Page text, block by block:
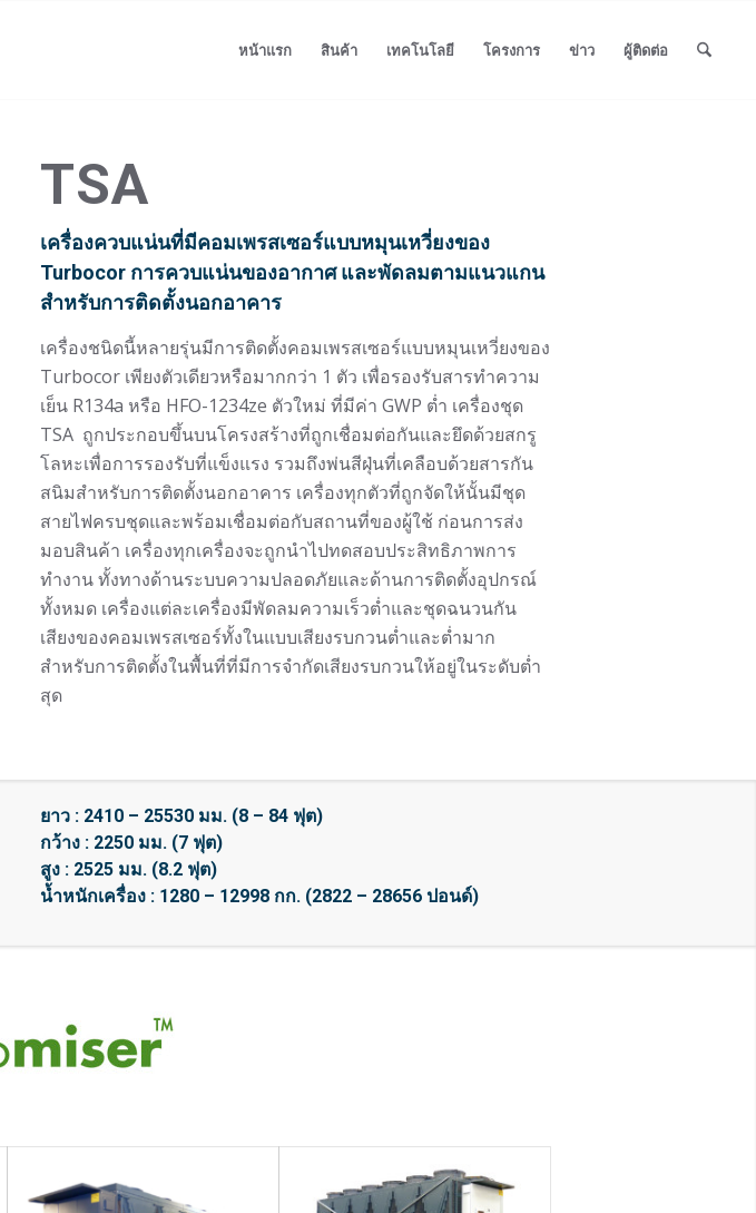
หน้าแรก สินค้า เทคโนโลยี โครงการ ข่าว ผู้ติดต่อ
TSA
เครื่องควบแน่นที่มีคอมเพรสเซอร์แบบหมุนเหวี่ยงของ
Turbocor การควบแน่นของอากาศ และพัดลมตามแนวแกน
สำหรับการติดตั้งนอกอาคาร
เครื่องชนิดนี้หลายรุ่นมีการติดตั้งคอมเพรสเซอร์แบบหมุนเหวี่ยงของ
Turbocor เพียงตัวเดียวหรือมากกว่า 1 ตัว เพื่อรองรับสารทำความ
เย็น R134a หรือ HFO-1234ze ตัวใหม่ ที่มีค่า GWP ต่ำ เครื่องชุด
TSA ถูกประกอบขึ้นบนโครงสร้างที่ถูกเชื่อมต่อกันและยึดด้วยสกรู
โลหะเพื่อการรองรับที่แข็งแรง รวมถึงพ่นสีฝุ่นที่เคลือบด้วยสารกัน
สนิมสำหรับการติดตั้งนอกอาคาร เครื่องทุกตัวที่ถูกจัดให้นั้นมีชุด
สายไฟครบชุดและพร้อมเชื่อมต่อกับสถานที่ของผู้ใช้ ก่อนการส่ง
มอบสินค้า เครื่องทุกเครื่องจะถูกนำไปทดสอบประสิทธิภาพการ
ทำงาน ทั้งทางด้านระบบความปลอดภัยและด้านการติดตั้งอุปกรณ์
ทั้งหมด เครื่องแต่ละเครื่องมีพัดลมความเร็วต่ำและชุดฉนวนกัน
เสียงของคอมเพรสเซอร์ทั้งในแบบเสียงรบกวนต่ำและต่ำมาก
สำหรับการติดตั้งในพื้นที่ที่มีการจำกัดเสียงรบกวนให้อยู่ในระดับต่ำ
สุด
ยาว : 2410 – 25530 มม. (8 – 84 ฟุต)
กว้าง : 2250 มม. (7 ฟุต)
สูง : 2525 มม. (8.2 ฟุต)
น้ำหนักเครื่อง : 1280 – 12998 กก. (2822 – 28656 ปอนด์)